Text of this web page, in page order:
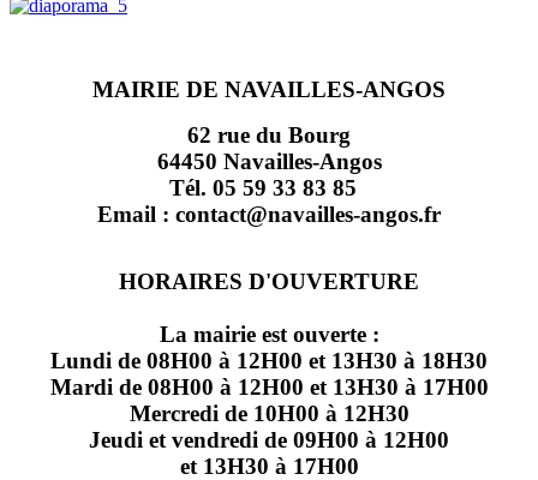
MAIRIE DE NAVAILLES-ANGOS
62 rue du Bourg
64450 Navailles-Angos
Tél. 05 59 33 83 85
Email : contact@navailles-angos.fr
HORAIRES D'OUVERTURE
La mairie est ouverte :
Lundi de 08H00 à 12H00 et 13H30 à 18H30
Mardi de 08H00 à 12H00 et 13H30 à 17H00
Mercredi de 10H00 à 12H30
Jeudi et vendredi de 09H00 à 12H00
et 13H30 à 17H00